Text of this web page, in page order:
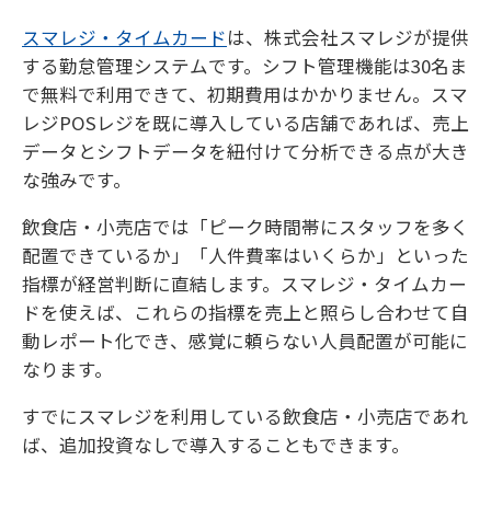
スマレジ・タイムカードは、株式会社スマレジが提供
する勤怠管理システムです。シフト管理機能は30名ま
で無料で利用できて、初期費用はかかりません。スマ
レジPOSレジを既に導入している店舗であれば、売上
データとシフトデータを紐付けて分析できる点が大き
な強みです。
飲食店・小売店では「ピーク時間帯にスタッフを多く
配置できているか」「人件費率はいくらか」といった
指標が経営判断に直結します。スマレジ・タイムカー
ドを使えば、これらの指標を売上と照らし合わせて自
動レポート化でき、感覚に頼らない人員配置が可能に
なります。
すでにスマレジを利用している飲食店・小売店であれ
ば、追加投資なしで導入することもできます。